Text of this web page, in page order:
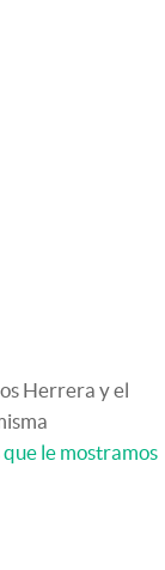
Herrera y el
le mostramos